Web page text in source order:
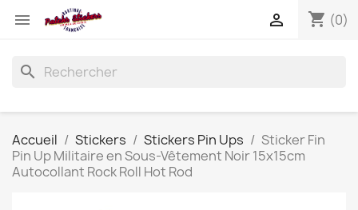
 shopping_cart (0)

search
Accueil Stickers Stickers Pin Ups
Sticker Fin
Pin Up Militaire en Sous-Vêtement Noir 15x15cm
Autocollant Rock Roll Hot Rod